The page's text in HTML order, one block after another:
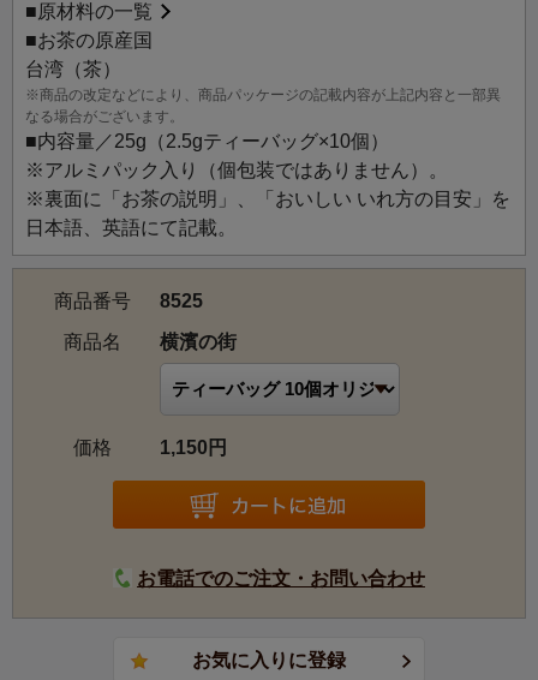
横濱の街：異国情緒あふれる街にふさわしく、台湾の烏龍
茶と日本の緑茶をブレンドしたやわらかな風味のお茶。ア
プリコットとココナツの甘い香りに包まれます。
■原材料の一覧
■お茶の原産国
台湾（茶）
※商品の改定などにより、商品パッケージの記載内容が上記内容と一部異
なる場合がございます。
■内容量／25g（2.5gティーバッグ×10個）
※アルミパック入り（個包装ではありません）。
※裏面に「お茶の説明」、「おいしい いれ方の目安」を
日本語、英語にて記載。
商品番号
8525
商品名
横濱の街
価格 1,150円
お電話でのご注文・お問い合わせ